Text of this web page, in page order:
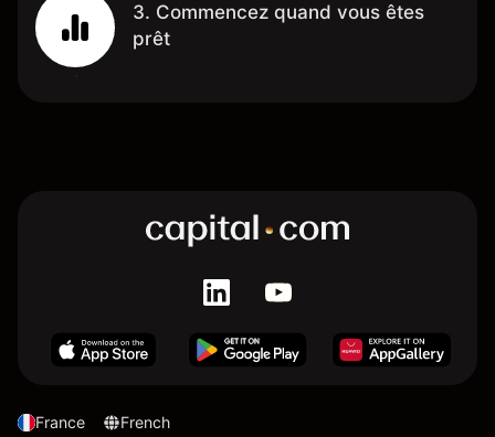
3. Commencez quand vous êtes
prêt
France French